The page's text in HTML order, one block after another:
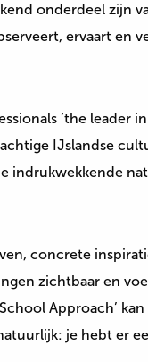
onderdeel zijn
ervaart en
’the leader
IJslandse
indrukwekkende
concrete
zichtbaar en
Approach’
je hebt er